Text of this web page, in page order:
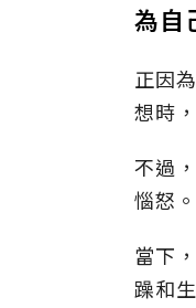
為自
正因
想時
不過
惱怒。
當下
躁和